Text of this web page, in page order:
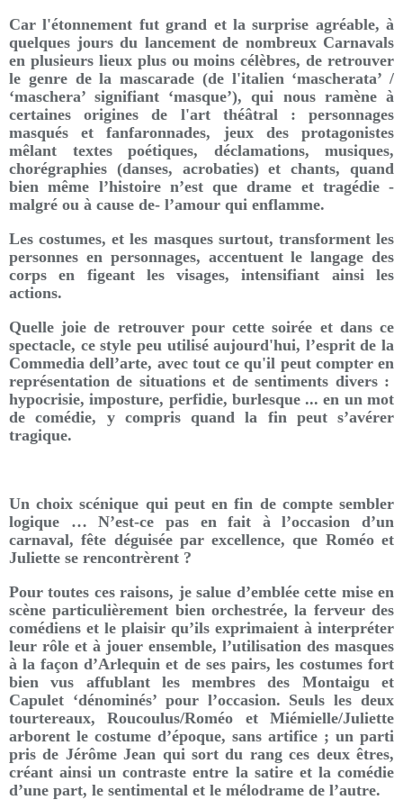
Car l'étonnement fut grand et la surprise agréable, à
quelques jours du lancement de nombreux Carnavals
en plusieurs lieux plus ou moins célèbres, de retrouver
le genre de la mascarade (de l'italien ‘mascherata’ /
‘maschera’ signifiant ‘masque’), qui nous ramène à
certaines origines de l'art théâtral : personnages
masqués et fanfaronnades, jeux des protagonistes
mêlant textes poétiques, déclamations, musiques,
chorégraphies (danses, acrobaties) et chants, quand
bien même l’histoire n’est que drame et tragédie -
malgré ou à cause de- l’amour qui enflamme.
Les costumes, et les masques surtout, transforment les
personnes en personnages, accentuent le langage des
corps en figeant les visages, intensifiant ainsi les
actions.
Quelle joie de retrouver pour cette soirée et dans ce
spectacle, ce style peu utilisé aujourd'hui, l’esprit de la
Commedia dell’arte, avec tout ce qu'il peut compter en
représentation de situations et de sentiments divers :
hypocrisie, imposture, perfidie, burlesque ... en un mot
de comédie, y compris quand la fin peut s’avérer
tragique.
Un choix scénique qui peut en fin de compte sembler
logique … N’est-ce pas en fait à l’occasion d’un
carnaval, fête déguisée par excellence, que Roméo et
Juliette se rencontrèrent ?
Pour toutes ces raisons, je salue d’emblée cette mise en
scène particulièrement bien orchestrée, la ferveur des
comédiens et le plaisir qu’ils exprimaient à interpréter
leur rôle et à jouer ensemble, l’utilisation des masques
à la façon d’Arlequin et de ses pairs, les costumes fort
bien vus affublant les membres des Montaigu et
Capulet ‘dénominés’ pour l’occasion. Seuls les deux
tourtereaux, Roucoulus/Roméo et Miémielle/Juliette
arborent le costume d’époque, sans artifice ; un parti
pris de Jérôme Jean qui sort du rang ces deux êtres,
créant ainsi un contraste entre la satire et la comédie
d’une part, le sentimental et le mélodrame de l’autre.